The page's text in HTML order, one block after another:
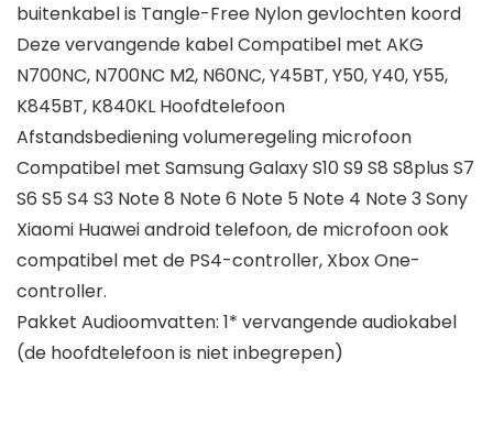
buitenkabel is Tangle-Free Nylon gevlochten koord
Deze vervangende kabel Compatibel met AKG
N700NC, N700NC M2, N60NC, Y45BT, Y50, Y40, Y55,
K845BT, K840KL Hoofdtelefoon
Afstandsbediening volumeregeling microfoon
Compatibel met Samsung Galaxy S10 S9 S8 S8plus S7
S6 S5 S4 S3 Note 8 Note 6 Note 5 Note 4 Note 3 Sony
Xiaomi Huawei android telefoon, de microfoon ook
compatibel met de PS4-controller, Xbox One-
controller.
Pakket Audioomvatten: 1* vervangende audiokabel
(de hoofdtelefoon is niet inbegrepen)